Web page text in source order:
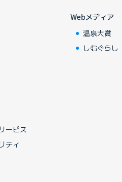
ービス
ティ
Webメディア
温泉大賞
しむぐらし